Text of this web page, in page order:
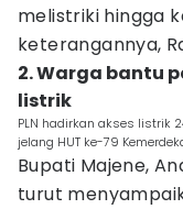
melistriki hingga
keterangannya,
2. Warga bantu
listrik
PLN hadirkan akses listrik
jelang HUT ke-79
Bupati Majene,
turut